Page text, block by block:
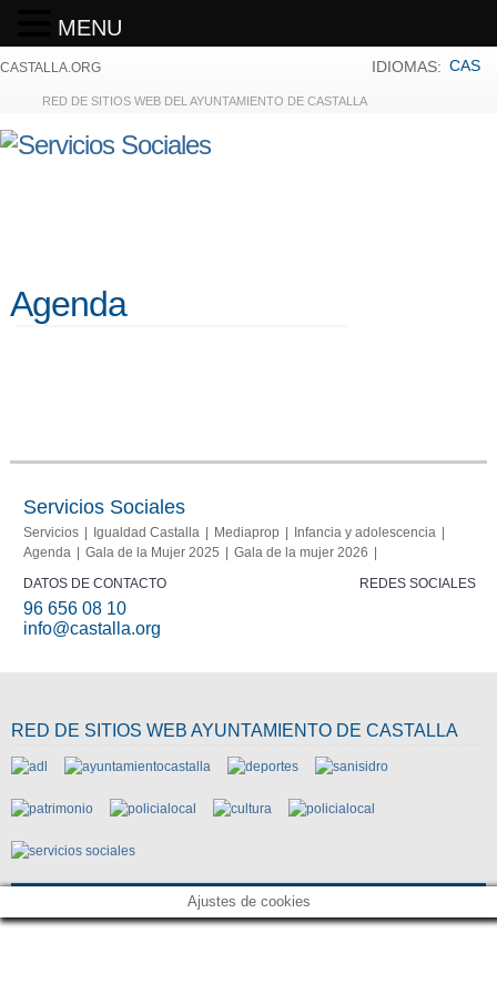
CASTALLA.ORG
RED DE SITIOS WEB DEL AYUNTAMIENTO DE CASTALLA
IDIOMAS: CAS
Agenda
Servicios Sociales
Servicios Igualdad Castalla Mediaprop
Infancia y adolescencia
Agenda
Gala de la Mujer 2025
Gala de la mujer 2026
DATOS DE CONTACTO
96 656 08 10
info@castalla.org
REDES SOCIALES
RED DE SITIOS WEB AYUNTAMIENTO DE CASTALLA
Ajustes de cookies
MENU